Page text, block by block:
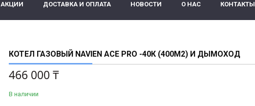
АКЦИИ ДОСТАВКА И ОПЛАТА НОВОСТИ О НАС КОНТАКТЫ
КОТЕЛ ГАЗОВЫЙ NAVIEN АСЕ PRO -40К (400М2) И ДЫМОХОД
466 000 ₸
В наличии